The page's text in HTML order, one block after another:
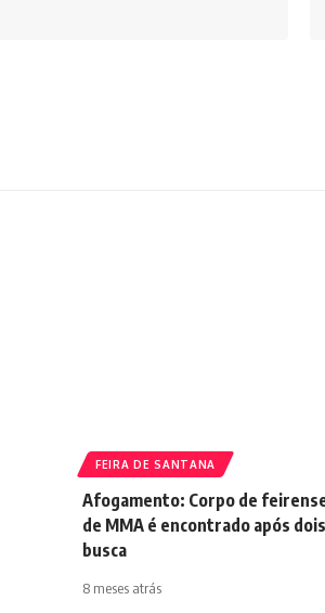
FEIRA DE SANTANA
Afogamento: Corpo de
de MMA é encontrado após
busca
8 meses atrás